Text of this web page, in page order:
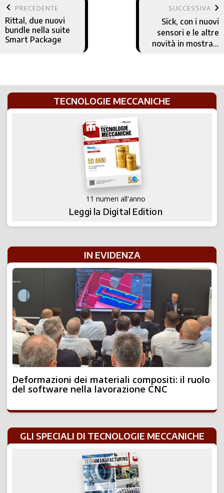
keyboard_arrow_left PRECEDENTE
Rittal, due nuovi
bundle nella suite
Smart Package
SUCCESSIVA keyboard_arrow_right
Sick, con i nuovi
sensori e le altre
novità in mostra il
TECNOLOGIE MECCANICHE
11 numeri all'anno
Leggi la Digital Edition
IN EVIDENZA
Deformazioni dei materiali compositi: il ruolo
del software nella lavorazione CNC
GLI SPECIALI DI TECNOLOGIE MECCANICHE